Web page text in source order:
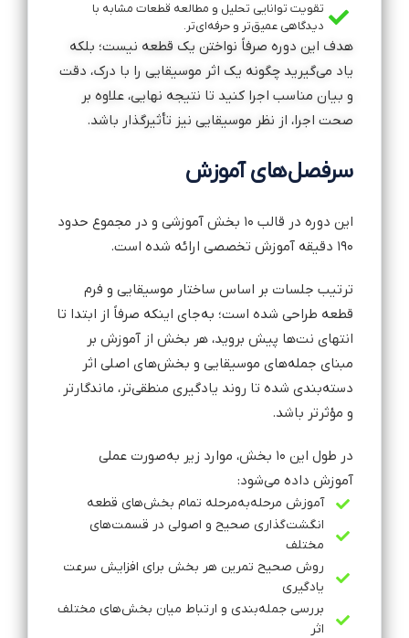
تقویت توانایی تحلیل و مطالعه قطعات مشابه با
دیدگاهی عمیق‌تر و حرفه‌ای‌تر.
هدف این دوره صرفاً نواختن یک قطعه نیست؛ بلکه
یاد می‌گیرید چگونه یک اثر موسیقایی را با درک، دقت
و بیان مناسب اجرا کنید تا نتیجه نهایی، علاوه بر
صحت اجرا، از نظر موسیقایی نیز تأثیرگذار باشد.
سرفصل‌های آموزش
این دوره در قالب ۱۰ بخش آموزشی و در مجموع حدود
۱۹۰ دقیقه آموزش تخصصی ارائه شده است.
ترتیب جلسات بر اساس ساختار موسیقایی و فرم
قطعه طراحی شده است؛ به‌جای اینکه صرفاً از ابتدا تا
انتهای نت‌ها پیش بروید، هر بخش از آموزش بر
مبنای جمله‌های موسیقایی و بخش‌های اصلی اثر
دسته‌بندی شده تا روند یادگیری منطقی‌تر، ماندگارتر
و مؤثرتر باشد.
در طول این ۱۰ بخش، موارد زیر به‌صورت عملی
آموزش داده می‌شود:
آموزش مرحله‌به‌مرحله تمام بخش‌های قطعه
انگشت‌گذاری صحیح و اصولی در قسمت‌های
مختلف
روش صحیح تمرین هر بخش برای افزایش سرعت
یادگیری
بررسی جمله‌بندی و ارتباط میان بخش‌های مختلف
اثر